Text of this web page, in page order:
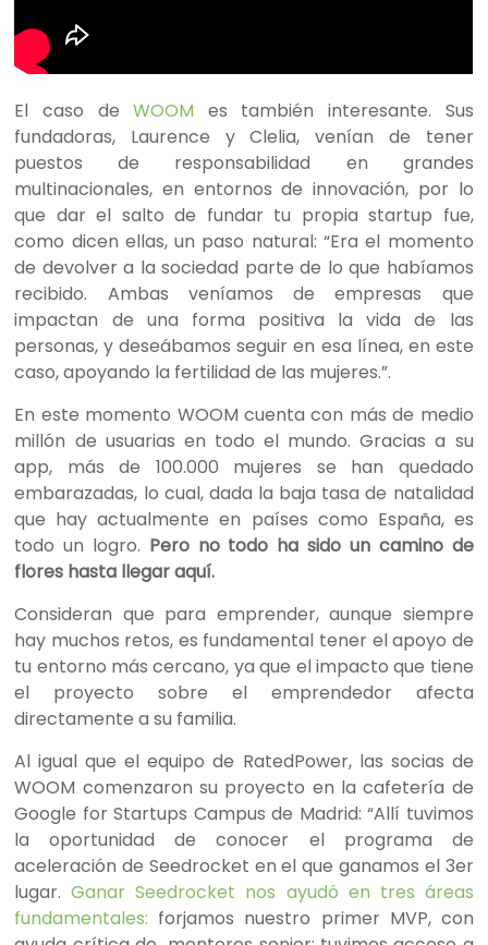
El caso deWOOM es también interesante. Sus
fundadoras, Laurence y Clelia, venían de tener
puestos de responsabilidad en grandes
multinacionales, en entornos de innovación, por lo
que dar el salto de fundar tu propia startup fue,
como dicen ellas, un paso natural: “Era el momento
de devolver a la sociedad parte de lo que habíamos
recibido. Ambas veníamos de empresas que
impactan de una forma positiva la vida de las
personas, y deseábamos seguir en esa línea, en este
caso,apoyando la fertilidad de las mujeres.”.
En este momento WOOM cuenta con más de medio
millón de usuarias en todo el mundo. Gracias a su
app, más de 100.000 mujeres se han quedado
embarazadas, lo cual, dada la baja tasa de natalidad
que hay actualmente en países como España, es
todo un logro. Pero no todo ha sido un camino de
flores hasta llegar aquí.
Consideran que para emprender, aunque siempre
hay muchos retos, es fundamental tener el apoyo de
tu entorno más cercano, ya que el impacto que tiene
el proyecto sobre el emprendedor afecta
directamente a su familia.
Al igual que el equipo de RatedPower, las socias de
WOOM comenzaron su proyecto en la cafetería de
Google for Startups Campus de Madrid: “Allí tuvimos
la oportunidad de conocer el programa de
aceleración de Seedrocket en el que ganamos el 3er
lugar.Ganar Seedrocket nos ayudó en tres áreas
fundamentales: forjamos nuestro primer MVP, con